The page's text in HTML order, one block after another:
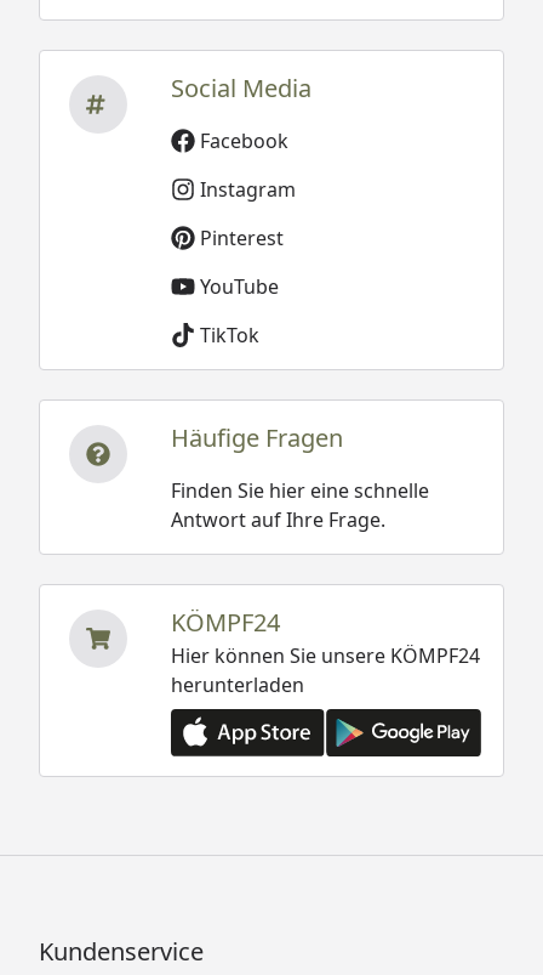
Social Media
Facebook
Instagram
Pinterest
YouTube
TikTok
Häufige Fragen
Finden Sie hier eine schnelle
Antwort auf Ihre Frage.
KÖMPF24
Hier können Sie unsere KÖMPF24
herunterladen
Kundenservice